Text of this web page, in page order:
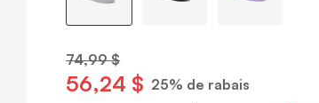
74,99 $
56,24 $ 25% de rabais